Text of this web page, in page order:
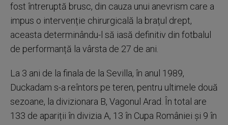
fost întreruptă brusc, din cauza unui anevrism care a
impus o intervenție chirurgicală la brațul drept,
aceasta determinându-l să iasă definitiv din fotbalul
de performanță la vârsta de 27 de ani.
La 3 ani de la finala de la Sevilla, în anul 1989,
Duckadam s-a reîntors pe teren, pentru ultimele două
sezoane, la divizionara B, Vagonul Arad. În total are
133 de apariții în divizia A, 13 în Cupa României și 9 în